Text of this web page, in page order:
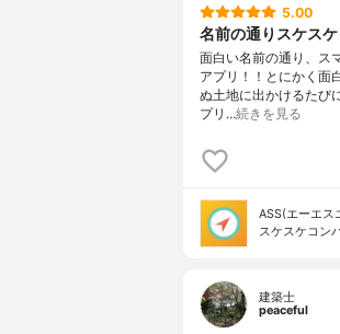
5.00
名前の通りスケス
面白い名前の通り、ス
アプリ！！とにかく面
ぬ土地に出かけるたび
プリ…続きを見る
ASS(エーエス
スケスケコン
建築士
peaceful